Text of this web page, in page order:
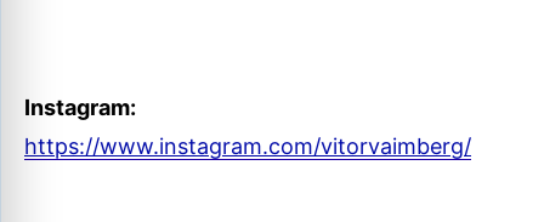
Instagram:
https://www.instagram.com/vitorvaimberg/